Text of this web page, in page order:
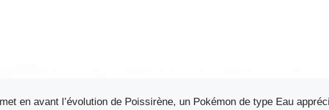
en avant l’évolution de Poissirène, un Pokémon de type Eau